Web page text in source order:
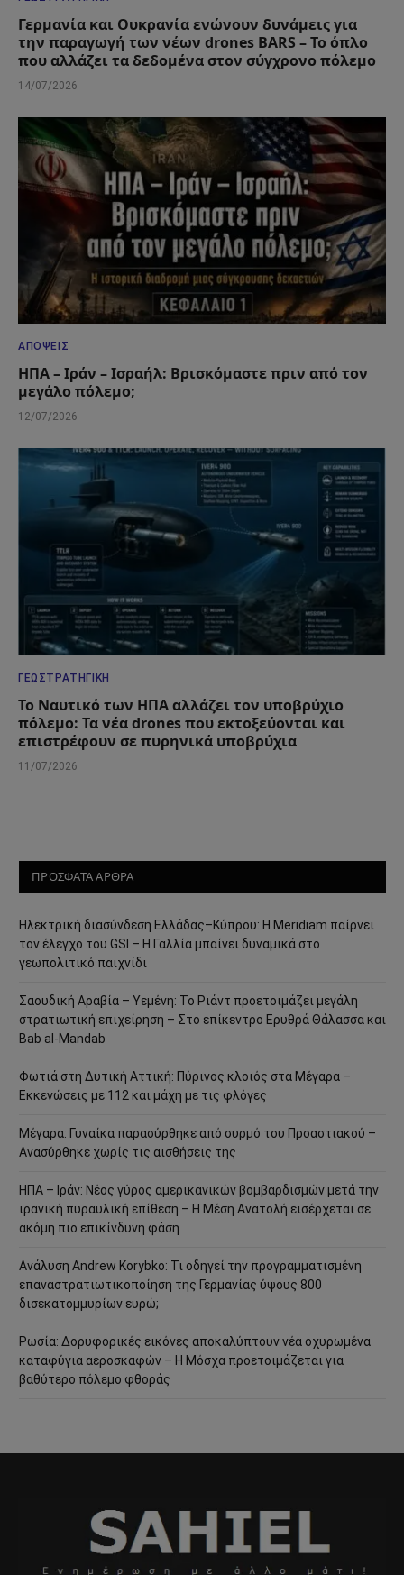
Γερμανία και Ουκρανία ενώνουν δυνάμεις για
την παραγωγή των νέων drones BARS – Το όπλο
που αλλάζει τα δεδομένα στον σύγχρονο πόλεμο
14/07/2026
ΑΠΌΨΕΙΣ
ΗΠΑ – Ιράν – Ισραήλ: Βρισκόμαστε πριν από τον
μεγάλο πόλεμο;
12/07/2026
ΓΕΩΣΤΡΑΤΗΓΙΚΉ
Το Ναυτικό των ΗΠΑ αλλάζει τον υποβρύχιο
πόλεμο: Τα νέα drones που εκτοξεύονται και
επιστρέφουν σε πυρηνικά υποβρύχια
11/07/2026
ΠΡΟΣΦΑΤΑ ΑΡΘΡΑ
Ηλεκτρική διασύνδεση Ελλάδας–Κύπρου: Η Meridiam παίρνει
τον έλεγχο του GSI – Η Γαλλία μπαίνει δυναμικά στο
γεωπολιτικό παιχνίδι
Σαουδική Αραβία – Υεμένη: Το Ριάντ προετοιμάζει μεγάλη
στρατιωτική επιχείρηση – Στο επίκεντρο Ερυθρά Θάλασσα και
Bab al-Mandab
Φωτιά στη Δυτική Αττική: Πύρινος κλοιός στα Μέγαρα –
Εκκενώσεις με 112 και μάχη με τις φλόγες
Μέγαρα: Γυναίκα παρασύρθηκε από συρμό του Προαστιακού –
Ανασύρθηκε χωρίς τις αισθήσεις της
ΗΠΑ – Ιράν: Νέος γύρος αμερικανικών βομβαρδισμών μετά την
ιρανική πυραυλική επίθεση – Η Μέση Ανατολή εισέρχεται σε
ακόμη πιο επικίνδυνη φάση
Ανάλυση Andrew Korybko: Τι οδηγεί την προγραμματισμένη
επαναστρατιωτικοποίηση της Γερμανίας ύψους 800
δισεκατομμυρίων ευρώ;
Ρωσία: Δορυφορικές εικόνες αποκαλύπτουν νέα οχυρωμένα
καταφύγια αεροσκαφών – Η Μόσχα προετοιμάζεται για
βαθύτερο πόλεμο φθοράς